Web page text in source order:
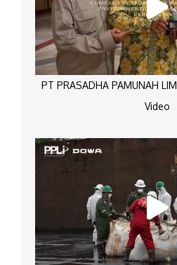
PT PRASADHA PAMUNAH
Video